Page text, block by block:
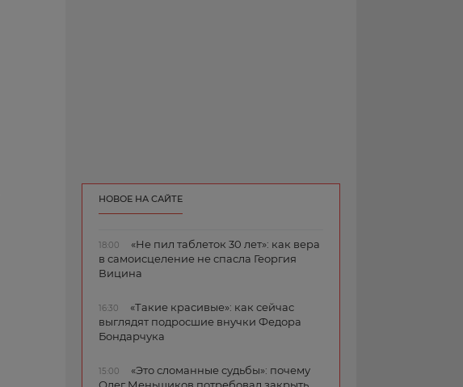
НОВОЕ НА САЙТЕ
18:00
«Не пил таблеток 30 лет»: как вера
в самоисцеление не спасла Георгия
Вицина
16:30
«Такие красивые»: как сейчас
выглядят подросшие внучки Федора
Бондарчука
15:00
«Это сломанные судьбы»: почему